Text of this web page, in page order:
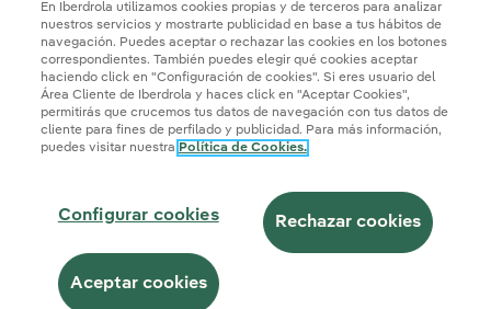
Mapa webInformación legal y Política de cookies
Seguridad de la informaciónAccesibilidad
¿Cómo ser colaborador?
Transparencia IAIberdrola.com
© 2026 Iberdrola Clientes S.A.U.
Este sitio está protegido por reCAPTCHA.
En Iberdrola utilizamos cookies propias y de terceros para analizar
nuestros servicios y mostrarte publicidad en base a tus hábitos de
navegación. Puedes aceptar o rechazar las cookies en los botones
correspondientes. También puedes elegir qué cookies aceptar
haciendo click en "Configuración de cookies". Si eres usuario del
Área Cliente de Iberdrola y haces click en "Aceptar Cookies",
permitirás que crucemos tus datos de navegación con tus datos de
cliente para fines de perfilado y publicidad. Para más información,
puedes visitar nuestra Política de Cookies.
Configurar cookies Rechazar cookies
Aceptar cookies